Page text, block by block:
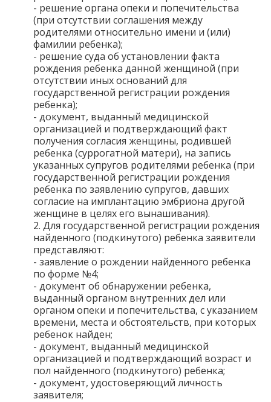
- решение органа опеки и попечительства
(при отсутствии соглашения между
родителями относительно имени и (или)
фамилии ребенка);
- решение суда об установлении факта
рождения ребенка данной женщиной (при
отсутствии иных оснований для
государственной регистрации рождения
ребенка);
- документ, выданный медицинской
организацией и подтверждающий факт
получения согласия женщины, родившей
ребенка (суррогатной матери), на запись
указанных супругов родителями ребенка (при
государственной регистрации рождения
ребенка по заявлению супругов, давших
согласие на имплантацию эмбриона другой
женщине в целях его вынашивания).
2. Для государственной регистрации рождения
найденного (подкинутого) ребенка заявители
представляют:
- заявление о рождении найденного ребенка
по форме №4;
- документ об обнаружении ребенка,
выданный органом внутренних дел или
органом опеки и попечительства, с указанием
времени, места и обстоятельств, при которых
ребенок найден;
- документ, выданный медицинской
организацией и подтверждающий возраст и
пол найденного (подкинутого) ребенка;
- документ, удостоверяющий личность
заявителя;